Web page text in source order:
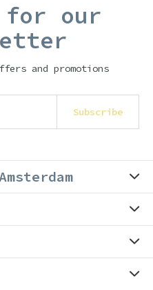
for our
and promotions
Subscribe